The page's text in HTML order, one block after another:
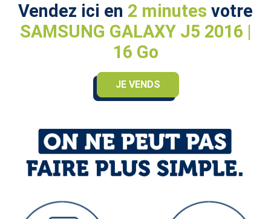
Vendez ici en 2 minutes votre
SAMSUNG GALAXY J5 2016 |
16 Go
JE VENDS